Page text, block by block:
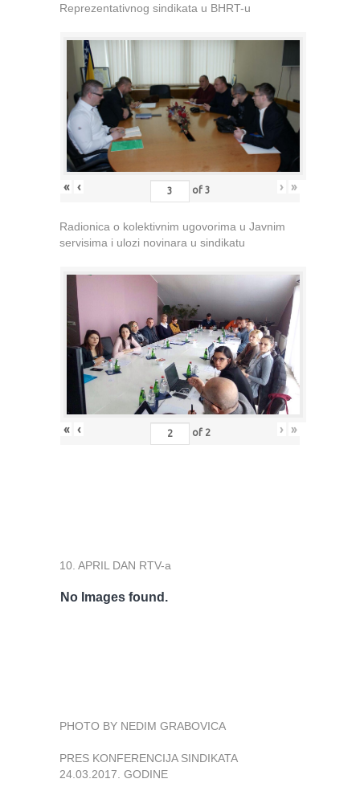
Reprezentativnog sindikata u BHRT-u
« ‹ of 3 › »
Radionica o kolektivnim ugovorima u Javnim
servisima i ulozi novinara u sindikatu
« ‹ of 2 › »
10. APRIL DAN RTV-a
No Images found.
PHOTO BY NEDIM GRABOVICA
PRES KONFERENCIJA SINDIKATA
24.03.2017. GODINE